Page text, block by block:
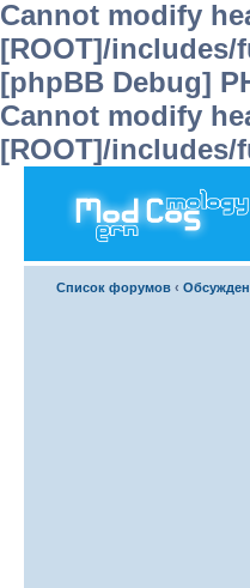
Cannot modify
[ROOT]/includes/
[phpBB Debug]
Cannot modify
[ROOT]/includes/
Список форумов ‹